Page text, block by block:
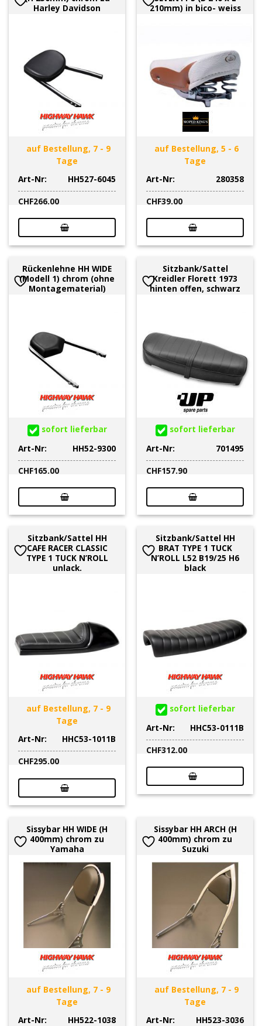
Harley Davidson
auf Bestellung, 7 - 9
Tage
Art-Nr:
HH527-6045
CHF266.00
210mm) in bico- weiss
auf Bestellung, 5 - 6
Tage
Art-Nr:
280358
CHF39.00
Rückenlehne HH WIDE
(Modell 1) chrom (ohne
Montagematerial)
sofort lieferbar
Art-Nr:
HH52-9300
CHF165.00
Sitzbank/Sattel
Kreidler Florett 1973
hinten offen, schwarz
sofort lieferbar
Art-Nr:
701495
CHF157.90
Sitzbank/Sattel HH
CAFE RACER CLASSIC
TYPE 1 TUCK N’ROLL
unlack.
auf Bestellung, 7 - 9
Tage
Art-Nr:
HHC53-1011B
CHF295.00
Sitzbank/Sattel HH
BRAT TYPE 1 TUCK
N’ROLL L52 B19/25 H6
black
sofort lieferbar
Art-Nr:
HHC53-0111B
CHF312.00
Sissybar HH WIDE (H
400mm) chrom zu
Yamaha
auf Bestellung, 7 - 9
Tage
Art-Nr:
HH522-1038
Sissybar HH ARCH (H
400mm) chrom zu
Suzuki
auf Bestellung, 7 - 9
Tage
Art-Nr:
HH523-3036